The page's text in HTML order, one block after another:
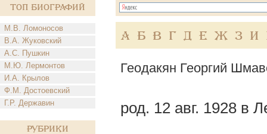
Топ Биографий
М.В. Ломоносов
В.А. Жуковский
А.С. Пушкин
М.Ю. Лермонтов
И.А. Крылов
Ф.М. Достоевский
Г.Р. Державин
Рубрики
А Б В Г Д Е Ж З И
Геодакян Георгий
род. 12 авг. 1928 в